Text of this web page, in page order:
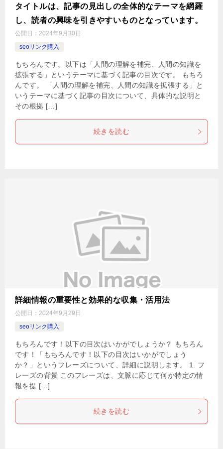
タイトルは、記事の見出しの全体的なテーマを網羅
し、読者の興味を引きやすいものとなっています。
公開日： 2024年9月30日
seoリンク購入
もちろんです。以下は「人間の理解を補完、人間の知識を
拡張する」というテーマに基づく記事の目次です。 もちろ
んです。 「人間の理解を補完、人間の知識を拡張する」と
いうテーマに基づく記事の目次について、具体的な説明と
その根拠 […]
続きを読む
詳細情報の重要性と効果的な収集・活用法
公開日： 2024年9月29日
seoリンク購入
もちろんです！以下の目次はいかがでしょうか？ もちろん
です！「もちろんです！以下の目次はいかがでしょう
か？」というフレーズについて、詳細に説明します。 1. フ
レーズの背景 このフレーズは、文脈に応じて何か特定の情
報を提 […]
続きを読む